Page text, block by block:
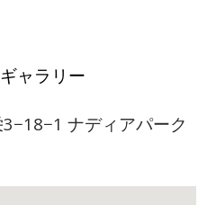
ャラリー
ナディアパーク